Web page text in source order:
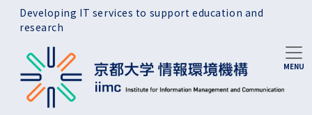
Skip to main content
Developing IT services to support education and
research